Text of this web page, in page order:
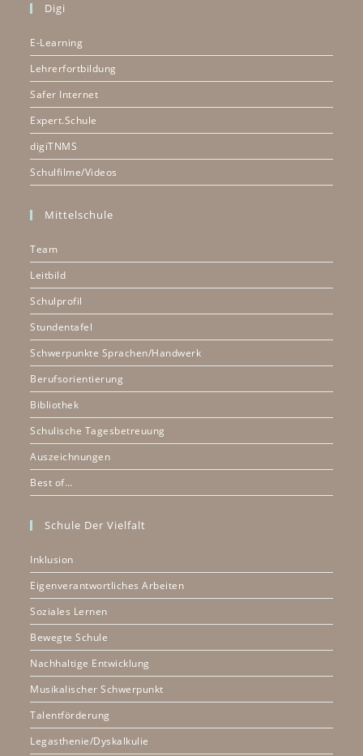
Digi
E-Learning
Lehrerfortbildung
Safer Internet
Expert.Schule
digiTNMS
Schulfilme/Videos
Mittelschule
Team
Leitbild
Schulprofil
Stundentafel
Schwerpunkte Sprachen/Handwerk
Berufsorientierung
Bibliothek
Schulische Tagesbetreuung
Auszeichnungen
Best of…
Schule Der Vielfalt
Inklusion
Eigenverantwortliches Arbeiten
Soziales Lernen
Bewegte Schule
Nachhaltige Entwicklung
Musikalischer Schwerpunkt
Talentförderung
Legasthenie/Dyskalkulie